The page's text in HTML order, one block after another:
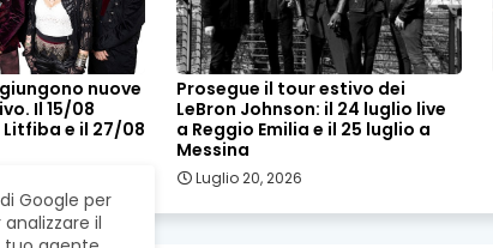
nuove
Il 15/08
e il 27/08
Prosegue il tour estivo dei
LeBron Johnson: il 24 luglio live
a Reggio Emilia e il 25 luglio a
Messina
Luglio 20, 2026
Google per
il